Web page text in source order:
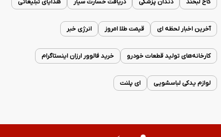
کاخ لبخند دندان پزشکی دریافت خسارت سیار هدایای تبلیغاتی
آخرین اخبار لحظه ای قیمت طلا امروز انرژی خبر
کارخانه‌های تولید قطعات خودرو خرید فالوور ارزان اینستاگرام
لوازم یدکی لباسشویی ای پلنت